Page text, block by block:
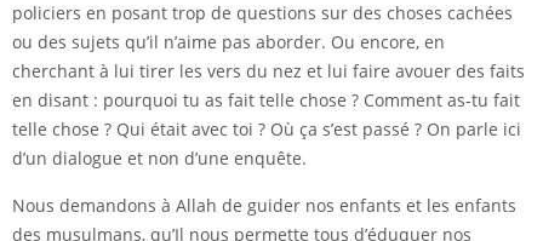
policiers en posant trop de questions sur des choses cachées
ou des sujets qu’il n’aime pas aborder. Ou encore, en
cherchant à lui tirer les vers du nez et lui faire avouer des faits
en disant : pourquoi tu as fait telle chose ? Comment as-tu fait
telle chose ? Qui était avec toi ? Où ça s’est passé ? On parle ici
d’un dialogue et non d’une enquête.
Nous demandons à Allah de guider nos enfants et les enfants
des musulmans, qu’Il nous permette tous d’éduquer nos